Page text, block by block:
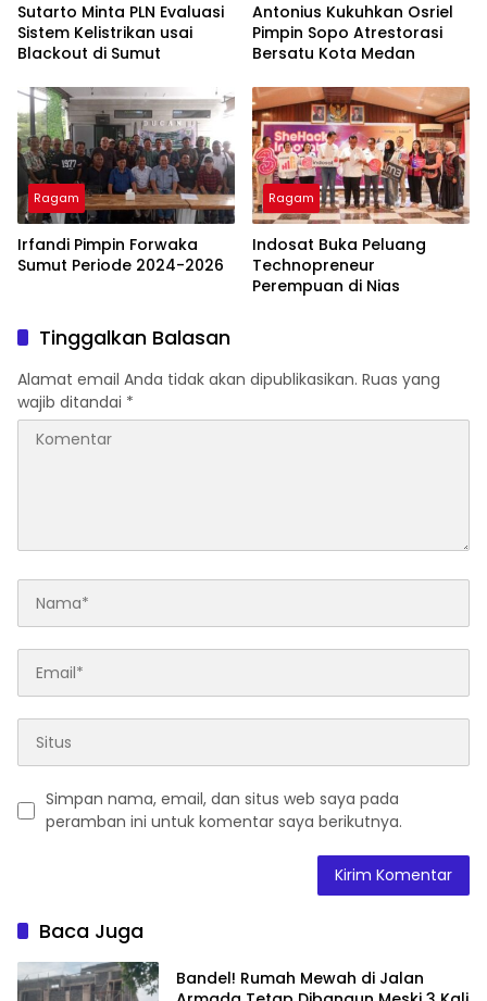
Sutarto Minta PLN Evaluasi
Sistem Kelistrikan usai
Blackout di Sumut
Antonius Kukuhkan Osriel
Pimpin Sopo Atrestorasi
Bersatu Kota Medan
Ragam
Irfandi Pimpin Forwaka
Sumut Periode 2024-2026
Ragam
Indosat Buka Peluang
Technopreneur
Perempuan di Nias
Tinggalkan Balasan
Alamat email Anda tidak akan dipublikasikan. Ruas yang
wajib ditandai *
Simpan nama, email, dan situs web saya pada
peramban ini untuk komentar saya berikutnya.
Baca Juga
Bandel! Rumah Mewah di Jalan